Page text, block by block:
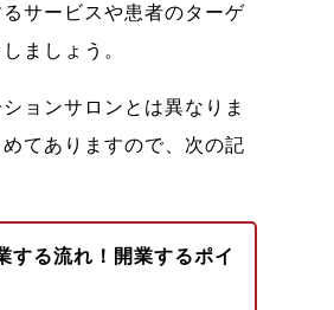
サービスや患者のターゲ
ましょう。
ョンサロンとは異なりま
てありますので、次の記
する流れ！開業するポイ